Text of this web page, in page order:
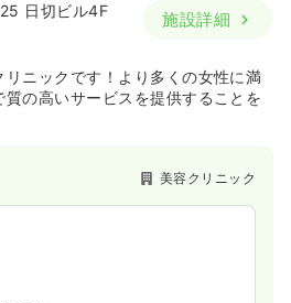
日切ビル4F
施設詳細
ニックです！より多くの女性に満
の高いサービスを提供することを
美容クリニック